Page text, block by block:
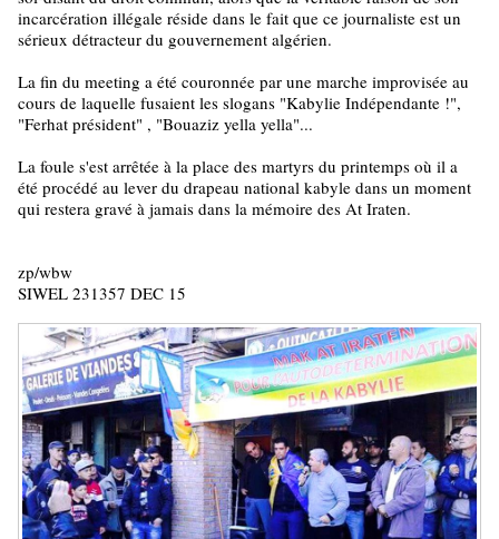
incarcération illégale réside dans le fait que ce journaliste est un
sérieux détracteur du gouvernement algérien.
La fin du meeting a été couronnée par une marche improvisée au
cours de laquelle fusaient les slogans "Kabylie Indépendante !",
"Ferhat président" , "Bouaziz yella yella"...
La foule s'est arrêtée à la place des martyrs du printemps où il a
été procédé au lever du drapeau national kabyle dans un moment
qui restera gravé à jamais dans la mémoire des At Iraten.
zp/wbw
SIWEL 231357 DEC 15